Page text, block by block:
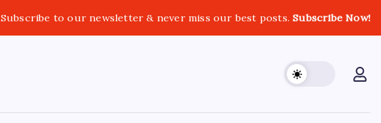
Subscribe to our newsletter & never miss our best posts.Subscribe Now!